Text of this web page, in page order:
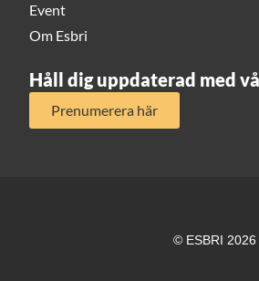
Event
Om Esbri
Håll dig uppdaterad med
Prenumerera här
© ESBRI 2026